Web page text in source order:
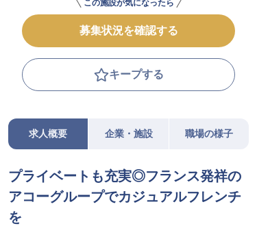
この施設が気になったら
募集状況を確認する
キープする
求人概要 企業・施設 職場の様子
プライベートも充実◎フランス発祥の
アコーグループでカジュアルフレンチ
を